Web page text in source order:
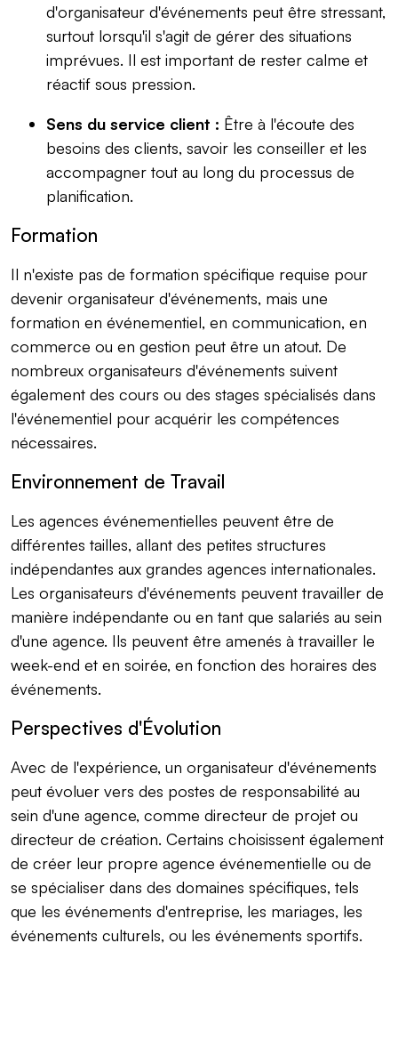
d'organisateur d'événements peut être stressant,
surtout lorsqu'il s'agit de gérer des situations
imprévues. Il est important de rester calme et
réactif sous pression.
Sens du service client : Être à l'écoute des
besoins des clients, savoir les conseiller et les
accompagner tout au long du processus de
planification.
Formation
Il n'existe pas de formation spécifique requise pour
devenir organisateur d'événements, mais une
formation en événementiel, en communication, en
commerce ou en gestion peut être un atout. De
nombreux organisateurs d'événements suivent
également des cours ou des stages spécialisés dans
l'événementiel pour acquérir les compétences
nécessaires.
Environnement de Travail
Les agences événementielles peuvent être de
différentes tailles, allant des petites structures
indépendantes aux grandes agences internationales.
Les organisateurs d'événements peuvent travailler de
manière indépendante ou en tant que salariés au sein
d'une agence. Ils peuvent être amenés à travailler le
week-end et en soirée, en fonction des horaires des
événements.
Perspectives d'Évolution
Avec de l'expérience, un organisateur d'événements
peut évoluer vers des postes de responsabilité au
sein d'une agence, comme directeur de projet ou
directeur de création. Certains choisissent également
de créer leur propre agence événementielle ou de
se spécialiser dans des domaines spécifiques, tels
que les événements d'entreprise, les mariages, les
événements culturels, ou les événements sportifs.